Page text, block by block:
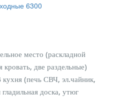
6300
место (раскладной
кровать, две раздельные)
(печь СВЧ, эл.чайник,
доска, утюг